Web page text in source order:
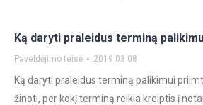
Ką daryti praleidus terminą
Paveldėjimo teisė 2019 03 08
Ką daryti praleidus terminą palikimui
žinoti, per kokį terminą reikia kreiptis į